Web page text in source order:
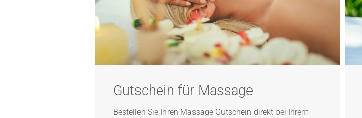
Gutschein für Massage​
Bestellen Sie Ihren Massage Gutschein direkt bei Ihrem